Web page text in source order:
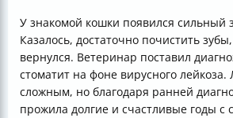
У знакомой кошки появился сильный
Казалось, достаточно почистить
вернулся. Ветеринар поставил
стоматит на фоне вирусного
сложным, но благодаря ранней
прожила долгие и счастливые годы с